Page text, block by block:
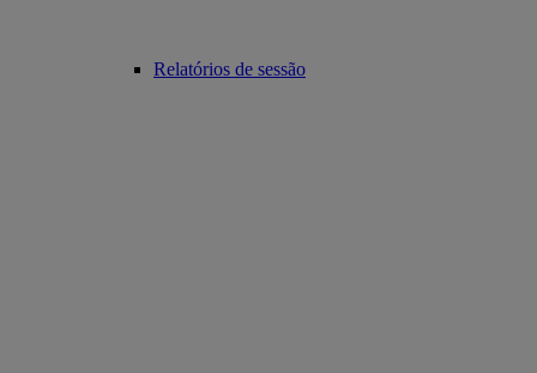
Relatórios de sessão